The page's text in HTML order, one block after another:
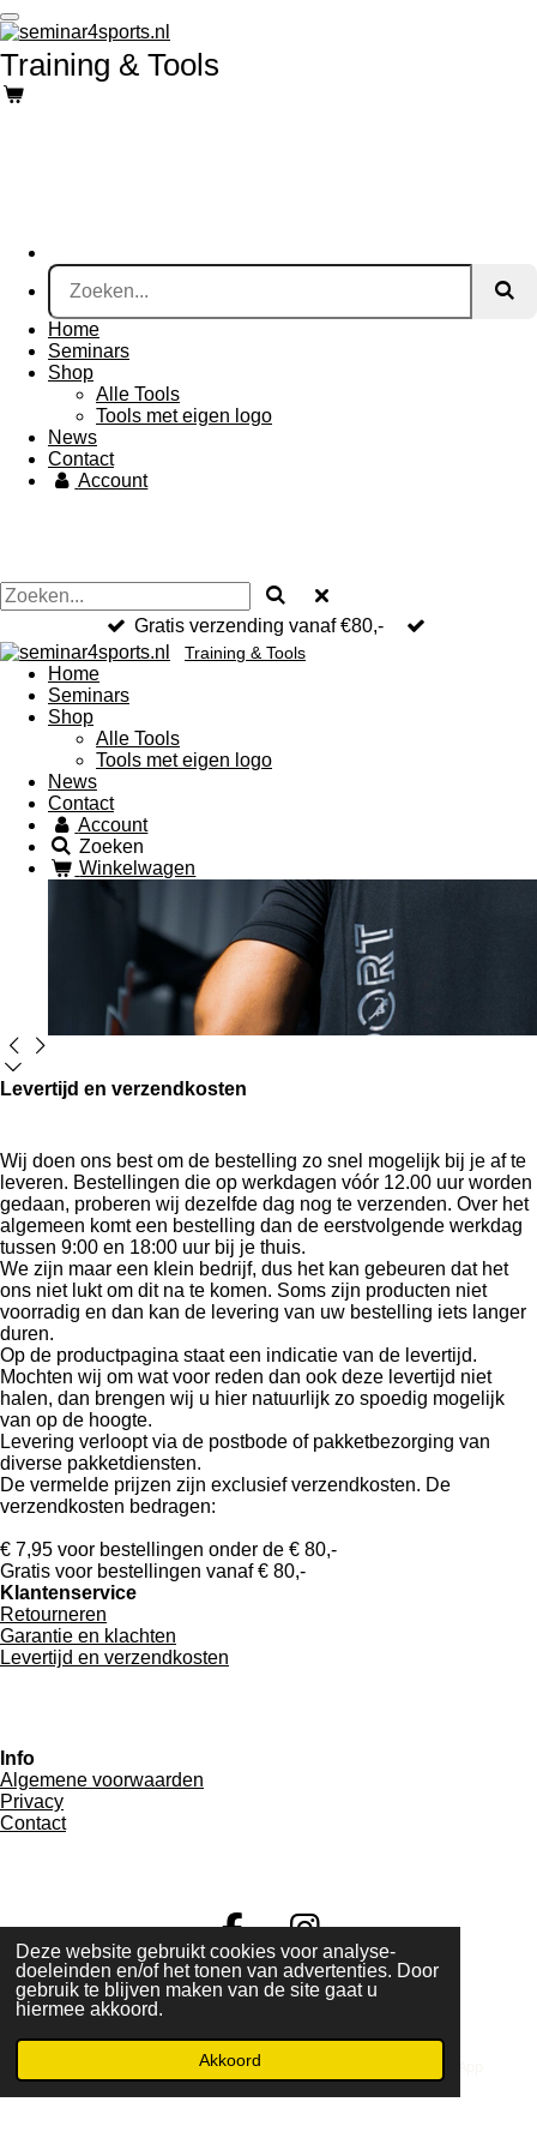
Deze website gebruikt cookies voor analyse-
doeleinden en/of het tonen van advertenties. Door
gebruik te blijven maken van de site gaat u
hiermee akkoord.
Akkoord
Ga
direct
naar
de
hoofdinhoud
Training & Tools
Home
Seminars
Shop
Alle Tools
Tools met eigen logo
News
Contact
Account
Gratis verzending vanaf €80,-
Training & Tools
Home
Seminars
Shop
Alle Tools
Tools met eigen logo
News
Contact
Account
Zoeken
Winkelwagen
Levertijd en verzendkosten
Wij doen ons best om de bestelling zo snel mogelijk bij je af te
leveren. Bestellingen die op werkdagen vóór 12.00 uur worden
gedaan, proberen wij dezelfde dag nog te verzenden. Over het
algemeen komt een bestelling dan de eerstvolgende werkdag
tussen 9:00 en 18:00 uur bij je thuis.
We zijn maar een klein bedrijf, dus het kan gebeuren dat het
ons niet lukt om dit na te komen. Soms zijn producten niet
voorradig en dan kan de levering van uw bestelling iets langer
duren.
Op de productpagina staat een indicatie van de levertijd.
Mochten wij om wat voor reden dan ook deze levertijd niet
halen, dan brengen wij u hier natuurlijk zo spoedig mogelijk
van op de hoogte.
Levering verloopt via de postbode of pakketbezorging van
diverse pakketdiensten.
De vermelde prijzen zijn exclusief verzendkosten. De
verzendkosten bedragen:
€ 7,95 voor bestellingen onder de € 80,-
Gratis voor bestellingen vanaf € 80,-
Klantenservice
Retourneren
Garantie en klachten
Levertijd en verzendkosten
Info
Algemene voorwaarden
Privacy
Contact
F
a
e
b
I
n
t
a
© 2022 - 2026 seminar4sports.nl
Powered byJouwWeb
Telefoonnummer